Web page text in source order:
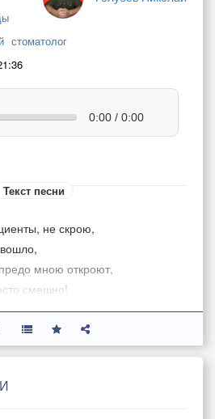
стоматолог
0:00 / 0:00
Текст песни
не скрою,
мною откроют,
смешно!
стало аж не привычно,
кресло сел,
как все.